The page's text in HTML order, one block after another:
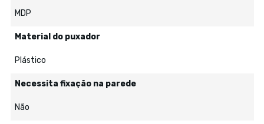
MDP
Material do puxador
Plástico
Necessita fixação na parede
Não